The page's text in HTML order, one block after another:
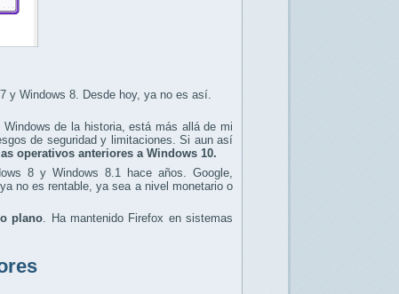
y Windows 8. Desde hoy, ya no es así.
de la historia, está más allá de mi
de seguridad y limitaciones. Si aun así
operativos anteriores a Windows 10.
8 y Windows 8.1 hace años. Google,
no es rentable, ya sea a nivel monetario o
plano. Ha mantenido Firefox en sistemas